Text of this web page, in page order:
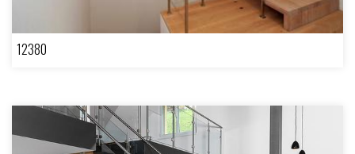
12380